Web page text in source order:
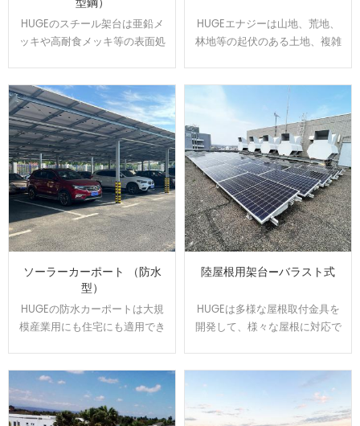
HUGEのスチール架台は亜鉛メ
ッキや高耐食メッキ等の表面処
量鉄骨構造で、スパンを最大化
し、基礎数を抑えたご提案が可
能です。他の材質に比べ値段が
安いです。
HUGEエナジーは山地、荒地、
林地等の起伏のある土地、複雑
100MW以上の実績経験あり、開
発した回転金具はいろいろな土
地傾斜問題を解決できます。
ソーラーカーポート （防水
型）
HUGEの防水カーポートは大規
模産業用にも住宅にも適用でき
になります。太陽光の発電力を
維持しながら、雨の日の水漏れ
に悩む事もなくなります。
陸屋根用架台—バラスト式
HUGEは多様な屋根取付金具を
開発して、様々な屋根に対応で
計、製造可能です。効率よく、
施工性に優れた架台です。